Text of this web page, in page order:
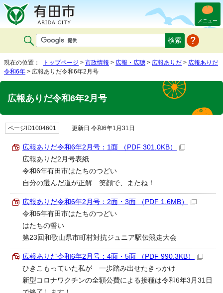
メニュー
現在の位置： トップページ > 市政情報 > 広報・広聴 > 広報ありだ > 広報ありだ
令和6年 > 広報ありだ令和6年2月号
広報ありだ令和6年2月号
ページID1004601 更新日 令和6年1月31日
広報ありだ令和6年2月号：1面 （PDF 301.0KB）
広報ありだ2月号表紙
令和6年有田市はたちのつどい
自分の選んだ道が正解 笑顔で、またね！
広報ありだ令和6年2月号：2面・3面 （PDF 1.6MB）
令和6年有田市はたちのつどい
はたちの誓い
第23回和歌山県市町村対抗ジュニア駅伝競走大会
広報ありだ令和6年2月号：4面・5面 （PDF 990.3KB）
ひきこもっていた私が 一歩踏み出せたきっかけ
新型コロナワクチンの全額公費による接種は令和6年3月31日